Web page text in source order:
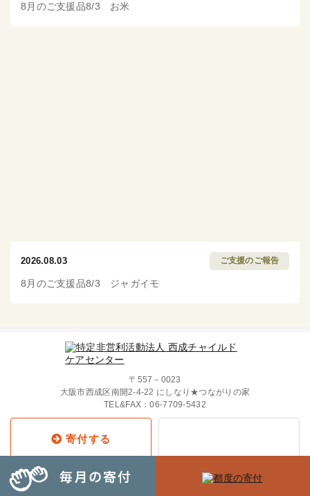
8月のご支援品8/3 お米
2026.08.03 ご支援のご報告
8月のご支援品8/3 ジャガイモ
〒557－0023
大阪市西成区南開2-4-22 にしなり★つながりの家
TEL&FAX：06-7709-5432
寄付する
Copyright © 2019 西成チャイルド・
ケア・センター All Rights Reserved.